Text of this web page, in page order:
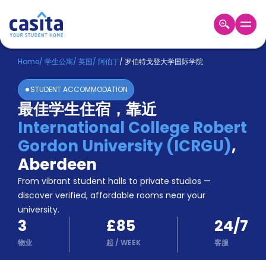
Home ZH GBP
登
入
Booking
Accommodation
About
us
Blog
Refer
And
Earn
Become
A
Partner
Help
Home/ 学生公寓/ 英国/ 阿伯丁/ 罗伯特戈登大学国际学院
STUDENT ACCOMMODATION
最佳学生住宿，靠近
International College Robert
Gordon University (ICRGU),
Aberdeen
From vibrant student halls to private studios —
discover verified, affordable rooms near your
university.
3
物业
£85
起 / WEEK
24/7
客服